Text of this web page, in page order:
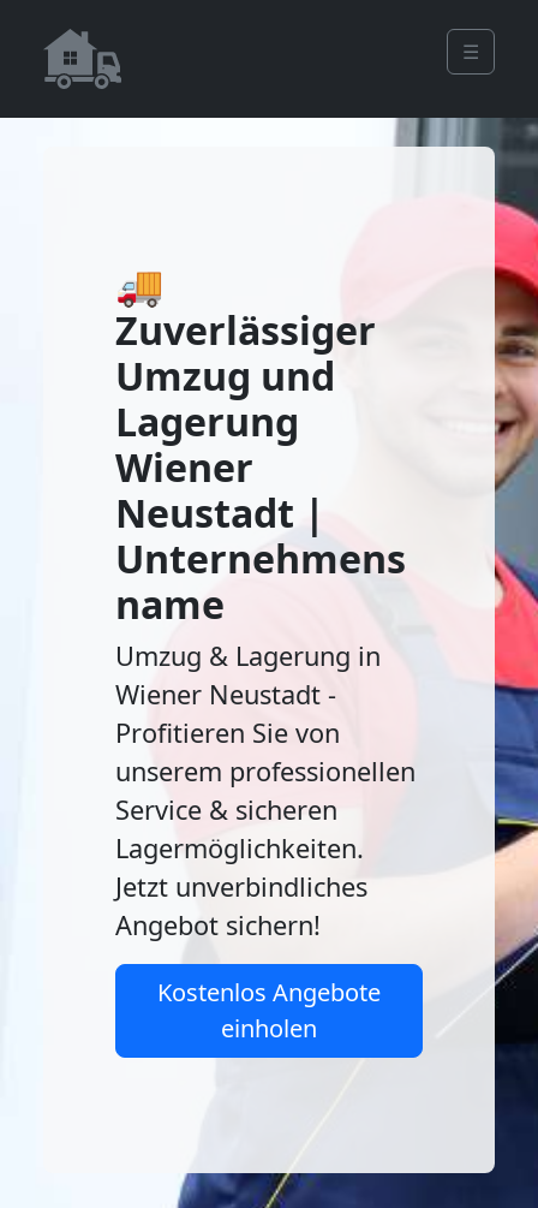
☰
🚚
Zuverlässiger
Umzug und
Lagerung
Wiener
Neustadt |
Unternehmens
name
Umzug & Lagerung in
Wiener Neustadt -
Profitieren Sie von
unserem professionellen
Service & sicheren
Lagermöglichkeiten.
Jetzt unverbindliches
Angebot sichern!
Kostenlos Angebote
einholen